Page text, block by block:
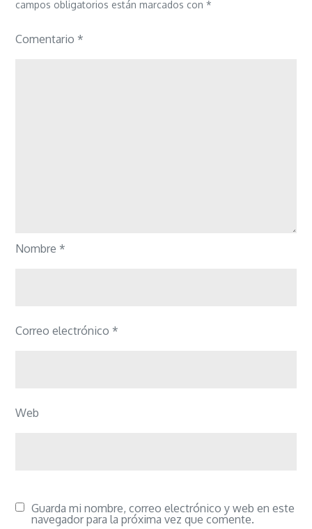
campos obligatorios están marcados con*
Comentario *
Nombre *
Correo electrónico *
Web
Guarda mi nombre, correo electrónico y web en este
navegador para la próxima vez que comente.